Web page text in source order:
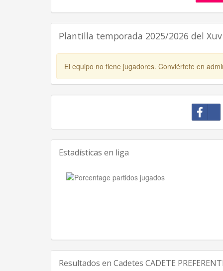
Plantilla temporada 2025/2026 del Xuv
El equipo no tiene jugadores. Conviértete en
Estadísticas en liga
Resultados en Cadetes CADETE